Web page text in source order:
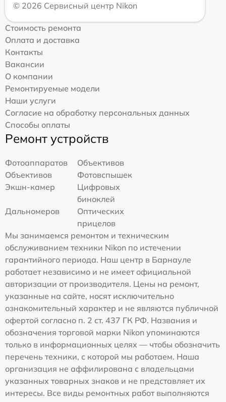
© 2026 Сервисный центр Nikon
Стоимость ремонта
Оплата и доставка
Контакты
Вакансии
О компании
Ремонтируемые модели
Наши услуги
Согласие на обработку персональных данных
Способы оплаты
Ремонт устройств
Фотоаппаратов
Объективов
Объективов
Фотовспышек
Экшн-камер
Цифровых
биноклей
Дальномеров
Оптических
прицелов
Мы занимаемся ремонтом и техническим
обслуживанием техники Nikon по истечении
гарантийного периода. Наш центр в Барнауле
работает независимо и не имеет официальной
авторизации от производителя. Цены на ремонт,
указанные на сайте, носят исключительно
ознакомительный характер и не являются публичной
офертой согласно п. 2 ст. 437 ГК РФ. Названия и
обозначения торговой марки Nikon упоминаются
только в информационных целях — чтобы обозначить
перечень техники, с которой мы работаем. Наша
организация не аффилирована с владельцами
указанных товарных знаков и не представляет их
интересы. Все виды ремонтных работ выполняются